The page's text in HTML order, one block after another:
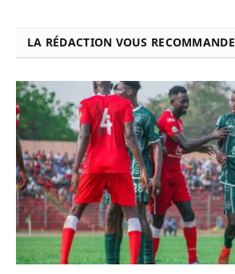
LA RÉDACTION VOUS RECOMMANDE